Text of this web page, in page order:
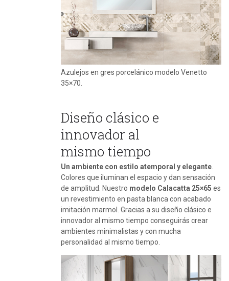
Azulejos en gres porcelánico modelo Venetto
35×70.
Diseño clásico e
innovador al
mismo tiempo
Un ambiente con estilo atemporal y elegante.
Colores que iluminan el espacio y dan sensación
de amplitud. Nuestro modelo Calacatta 25×65 es
un revestimiento en pasta blanca con acabado
imitación marmol. Gracias a su diseño clásico e
innovador al mismo tiempo conseguirás crear
ambientes minimalistas y con mucha
personalidad al mismo tiempo.